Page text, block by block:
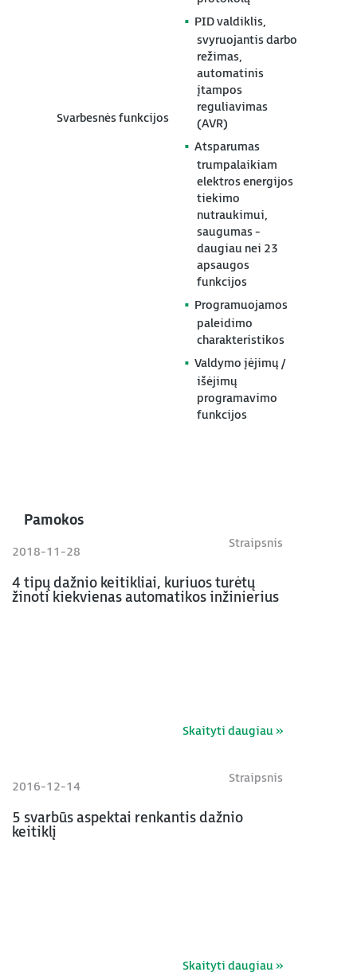
Svarbesnės funkcijos
PID valdiklis,
svyruojantis darbo
režimas,
automatinis
įtampos
reguliavimas
(AVR)
Atsparumas
trumpalaikiam
elektros energijos
tiekimo
nutraukimui,
saugumas -
daugiau nei 23
apsaugos
funkcijos
Programuojamos
paleidimo
charakteristikos
Valdymo įėjimų /
išėjimų
programavimo
funkcijos
Pamokos
Straipsnis
2018-11-28
4 tipų dažnio keitikliai, kuriuos turėtų
žinoti kiekvienas automatikos inžinierius
Skaityti daugiau »
Straipsnis
2016-12-14
5 svarbūs aspektai renkantis dažnio
keitiklį
Skaityti daugiau »